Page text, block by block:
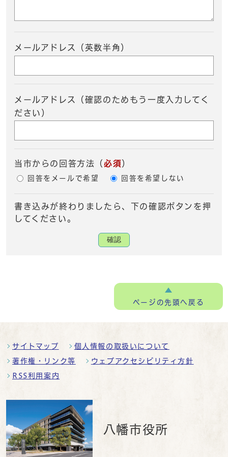
メールアドレス（英数半角）
メールアドレス（確認のためもう一度入力してく
ださい）
当市からの回答方法 （ 必須）
回答をメールで希望 回答を希望しない
書き込みが終わりましたら、下の確認ボタンを押
してください。
確認
ページの先頭へ戻る
サイトマップ 個人情報の取扱いについて
著作権・リンク等 ウェブアクセシビリティ方針
RSS利用案内
八幡市役所